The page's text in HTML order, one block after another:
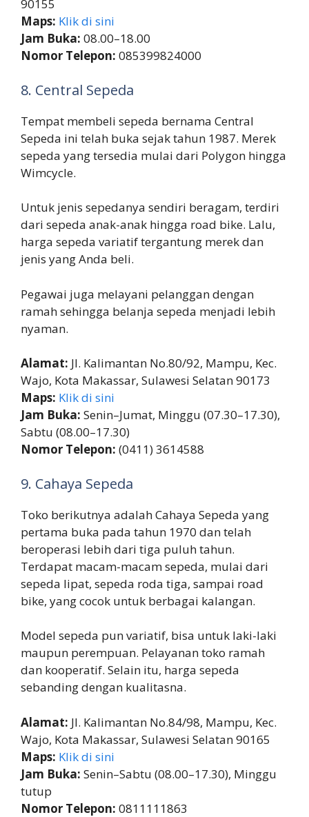
90155
Maps: Klik di sini
Jam Buka: 08.00–18.00
Nomor Telepon: 085399824000
8. Central Sepeda
Tempat membeli sepeda bernama Central
Sepeda ini telah buka sejak tahun 1987. Merek
sepeda yang tersedia mulai dari Polygon hingga
Wimcycle.
Untuk jenis sepedanya sendiri beragam, terdiri
dari sepeda anak-anak hingga road bike. Lalu,
harga sepeda variatif tergantung merek dan
jenis yang Anda beli.
Pegawai juga melayani pelanggan dengan
ramah sehingga belanja sepeda menjadi lebih
nyaman.
Alamat: Jl. Kalimantan No.80/92, Mampu, Kec.
Wajo, Kota Makassar, Sulawesi Selatan 90173
Maps: Klik di sini
Jam Buka: Senin–Jumat, Minggu (07.30–17.30),
Sabtu (08.00–17.30)
Nomor Telepon: (0411) 3614588
9. Cahaya Sepeda
Toko berikutnya adalah Cahaya Sepeda yang
pertama buka pada tahun 1970 dan telah
beroperasi lebih dari tiga puluh tahun.
Terdapat macam-macam sepeda, mulai dari
sepeda lipat, sepeda roda tiga, sampai road
bike, yang cocok untuk berbagai kalangan.
Model sepeda pun variatif, bisa untuk laki-laki
maupun perempuan. Pelayanan toko ramah
dan kooperatif. Selain itu, harga sepeda
sebanding dengan kualitasna.
Alamat: Jl. Kalimantan No.84/98, Mampu, Kec.
Wajo, Kota Makassar, Sulawesi Selatan 90165
Maps: Klik di sini
Jam Buka: Senin–Sabtu (08.00–17.30), Minggu
tutup
Nomor Telepon: 0811111863